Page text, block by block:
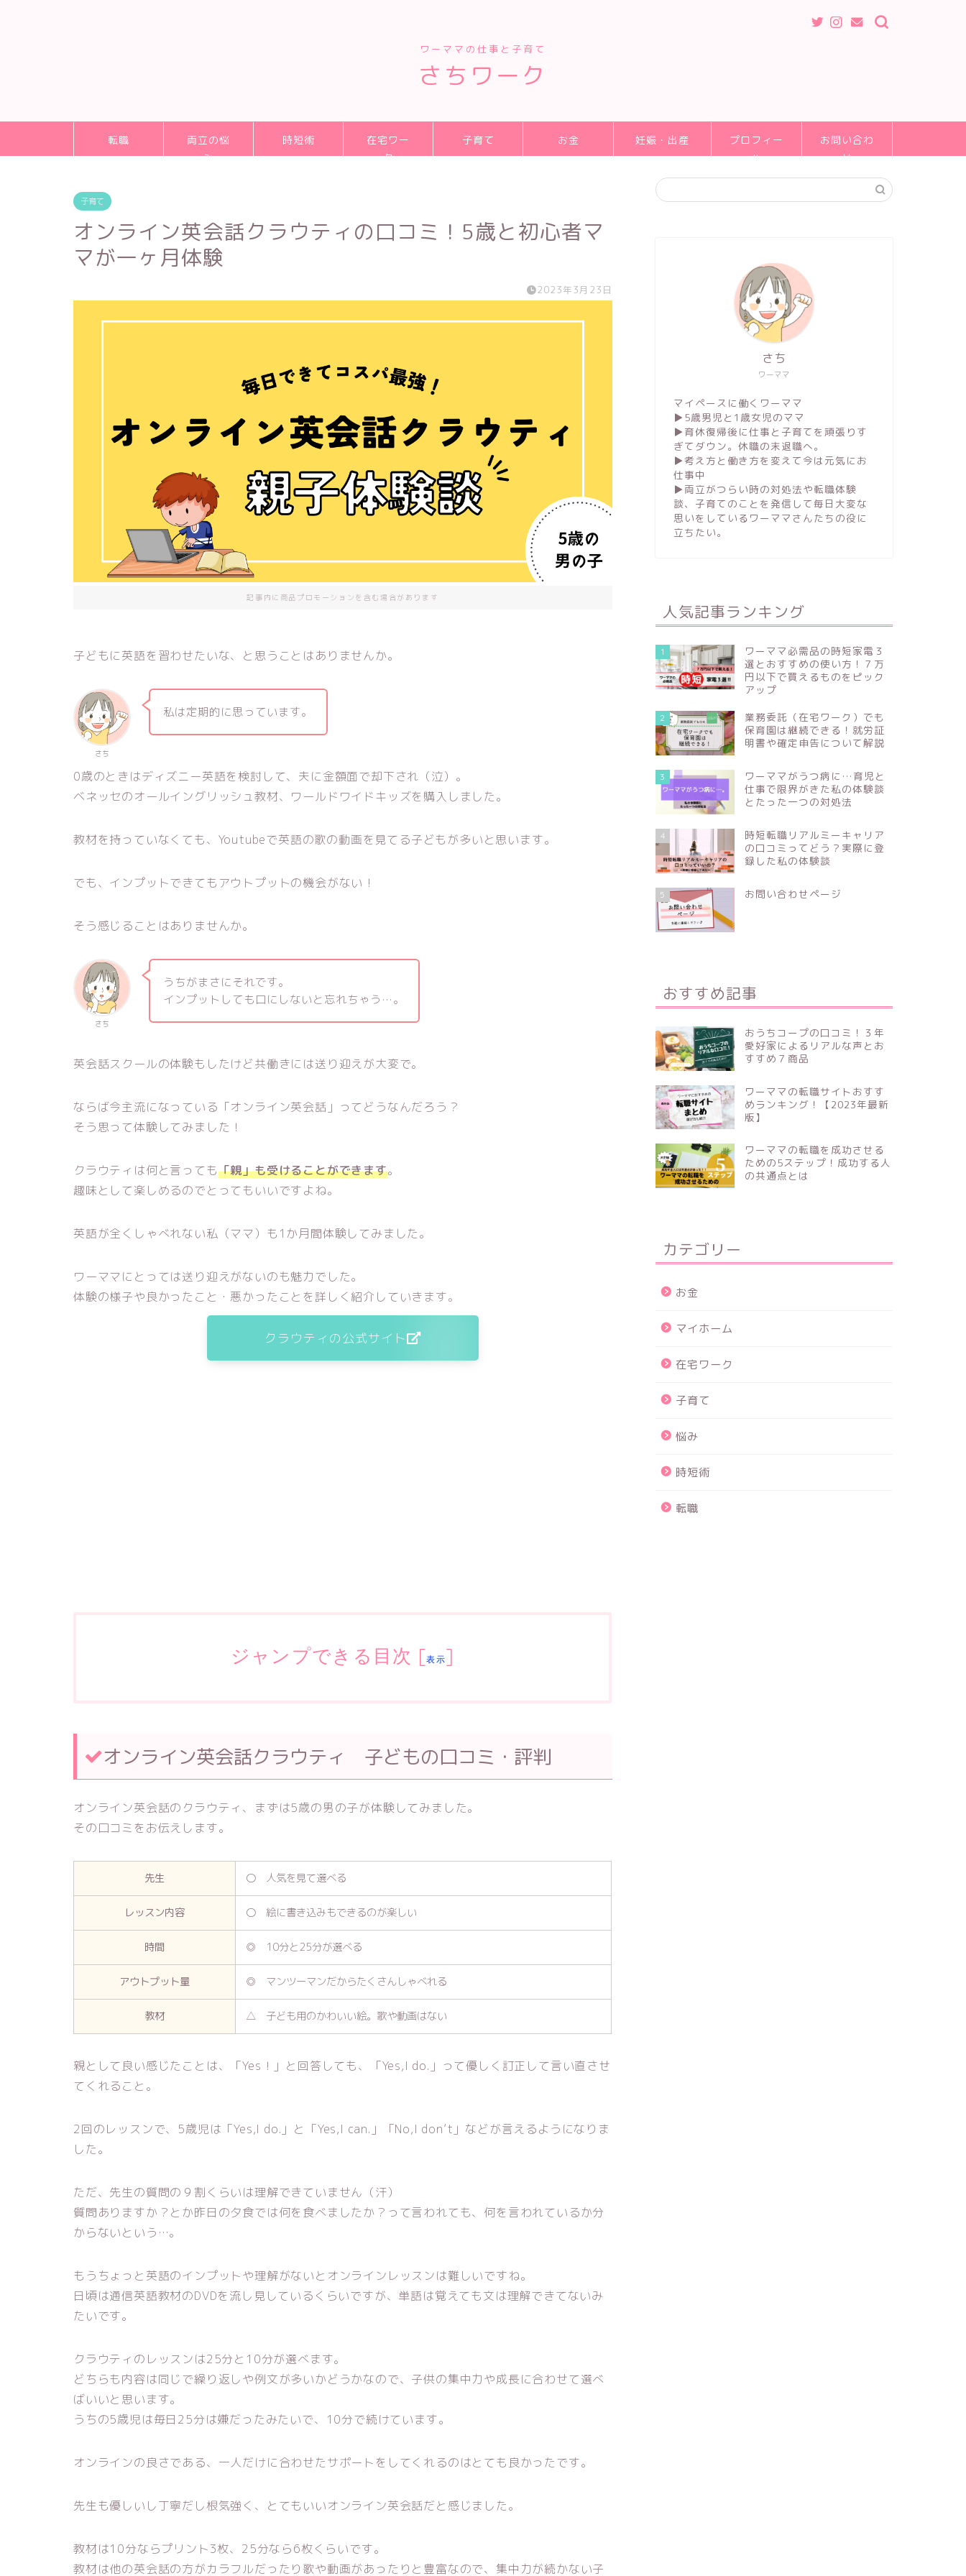
ワーママの仕事と子育て
さちワーク
転職
両立の悩
み
時短術
在宅ワー
ク
子育て お金 妊娠・出産
プロフィー
ル
お問い合わ
せ
子育て
オンライン英会話クラウティの口コミ！5歳と初心者マ
マが一ヶ月体験
2023年3月23日
記事内に商品プロモーションを含む場合があります
子どもに英語を習わせたいな、と思うことはありませんか。
さち
私は定期的に思っています。
0歳のときはディズニー英語を検討して、夫に金額面で却下され（泣）。
ベネッセのオールイングリッシュ教材、ワールドワイドキッズを購入しました。
教材を持っていなくても、Youtubeで英語の歌の動画を見てる子どもが多いと思います。
でも、インプットできてもアウトプットの機会がない！
そう感じることはありませんか。
さち
うちがまさにそれです。
インプットしても口にしないと忘れちゃう…。
英会話スクールの体験もしたけど共働きには送り迎えが大変で。
ならば今主流になっている「オンライン英会話」ってどうなんだろう？
そう思って体験してみました！
クラウティは何と言っても「親」も受けることができます。
趣味として楽しめるのでとってもいいですよね。
英語が全くしゃべれない私（ママ）も1か月間体験してみました。
ワーママにとっては送り迎えがないのも魅力でした。
体験の様子や良かったこと・悪かったことを詳しく紹介していきます。
クラウティの公式サイト
ジャンプできる目次 [表示]
オンライン英会話クラウティ 子どもの口コミ・評判
オンライン英会話のクラウティ、まずは5歳の男の子が体験してみました。
その口コミをお伝えします。
先生 〇 人気を見て選べる
レッスン内容 〇 絵に書き込みもできるのが楽しい
時間 ◎ 10分と25分が選べる
アウトプット量 ◎ マンツーマンだからたくさんしゃべれる
教材 △ 子ども用のかわいい絵。歌や動画はない
親として良い感じたことは、「Yes！」と回答しても、「Yes,I do.」って優しく訂正して言い直させ
てくれること。
2回のレッスンで、5歳児は「Yes,I do.」と「Yes,I can.」「No,I don’t」などが言えるようになりま
した。
ただ、先生の質問の９割くらいは理解できていません（汗）
質問ありますか？とか昨日の夕食では何を食べましたか？って言われても、何を言われているか分
からないという…。
もうちょっと英語のインプットや理解がないとオンラインレッスンは難しいですね。
日頃は通信英語教材のDVDを流し見しているくらいですが、単語は覚えても文は理解できてないみ
たいです。
クラウティのレッスンは25分と10分が選べます。
どちらも内容は同じで繰り返しや例文が多いかどうかなので、子供の集中力や成長に合わせて選べ
ばいいと思います。
うちの5歳児は毎日25分は嫌だったみたいで、10分で続けています。
オンラインの良さである、一人だけに合わせたサポートをしてくれるのはとても良かったです。
先生も優しいし丁寧だし根気強く、とてもいいオンライン英会話だと感じました。
教材は10分ならプリント3枚、25分なら6枚くらいです。
教材は他の英会話の方がカラフルだったり歌や動画があったりと豊富なので、集中力が続かない子
ワーママ
さち
マイペースに働くワーママ
▶︎5歳男児と1歳女児のママ
▶︎育休復帰後に仕事と子育てを頑張りす
ぎてダウン。休職の末退職へ。
▶︎考え方と働き方を変えて今は元気にお
仕事中
▶︎両立がつらい時の対処法や転職体験
談、子育てのことを発信して毎日大変な
思いをしているワーママさんたちの役に
立ちたい。
人気記事ランキング
1
ワーママ必需品の時短家電３
選とおすすめの使い方！７万
円以下で買えるものをピック
アップ
2
業務委託（在宅ワーク）でも
保育園は継続できる！就労証
明書や確定申告について解説
3
ワーママがうつ病に…育児と
仕事で限界がきた私の体験談
とたった一つの対処法
4
時短転職リアルミーキャリア
の口コミってどう？実際に登
録した私の体験談
5 お問い合わせページ
おすすめ記事
おうちコープの口コミ！３年
愛好家によるリアルな声とお
すすめ７商品
ワーママの転職サイトおすす
めランキング！【2023年最新
版】
ワーママの転職を成功させる
ための5ステップ！成功する人
の共通点とは
カテゴリー
お金
マイホーム
在宅ワーク
子育て
悩み
時短術
転職